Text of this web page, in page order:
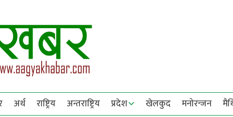
अर्थ राष्ट्रिय अन्तराष्ट्रिय प्रदेश खेलकुद मनोरन्जन